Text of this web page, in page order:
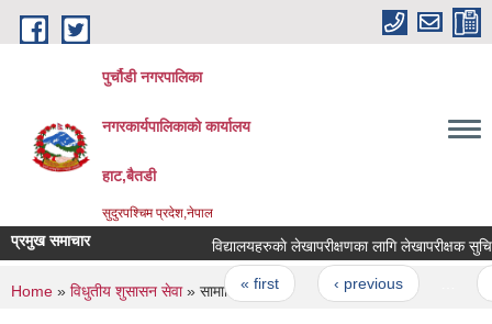
Skip to main content
पुर्चौडी नगरपालिका
नगरकार्यपालिकाकाे कार्यालय
हाट,बैतडी
सुदुरपश्चिम प्रदेश,नेपाल
प्रमुख समाचार विद्यालयहरुकाे लेखापरीक्षणका लागि लेखापरीक्षक
Pages
« first ‹ previous
You are here
Home » विधुतीय शुसासन सेवा» सामाजिक सुरक्षा